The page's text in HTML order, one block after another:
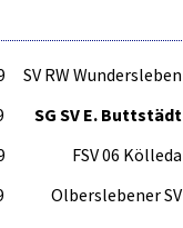
SV RW Wundersleben
SG SV E. Buttstädt
FSV 06 Kölleda
Olberslebener SV